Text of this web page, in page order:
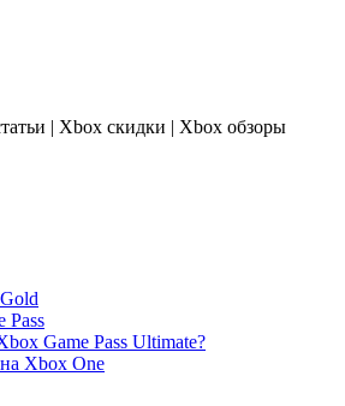
| Xbox скидки | Xbox обзоры
Pass
Game Pass Ultimate?
Xbox One